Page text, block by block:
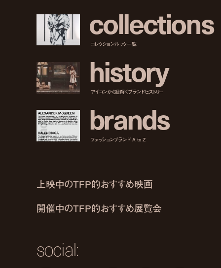
collections
コレクションルック一覧
history
アイコンから紐解くブランドヒストリー
brands
ファッションブランド A to Z
上映中のTFP的おすすめ映画
開催中のTFP的おすすめ展覧会
social: